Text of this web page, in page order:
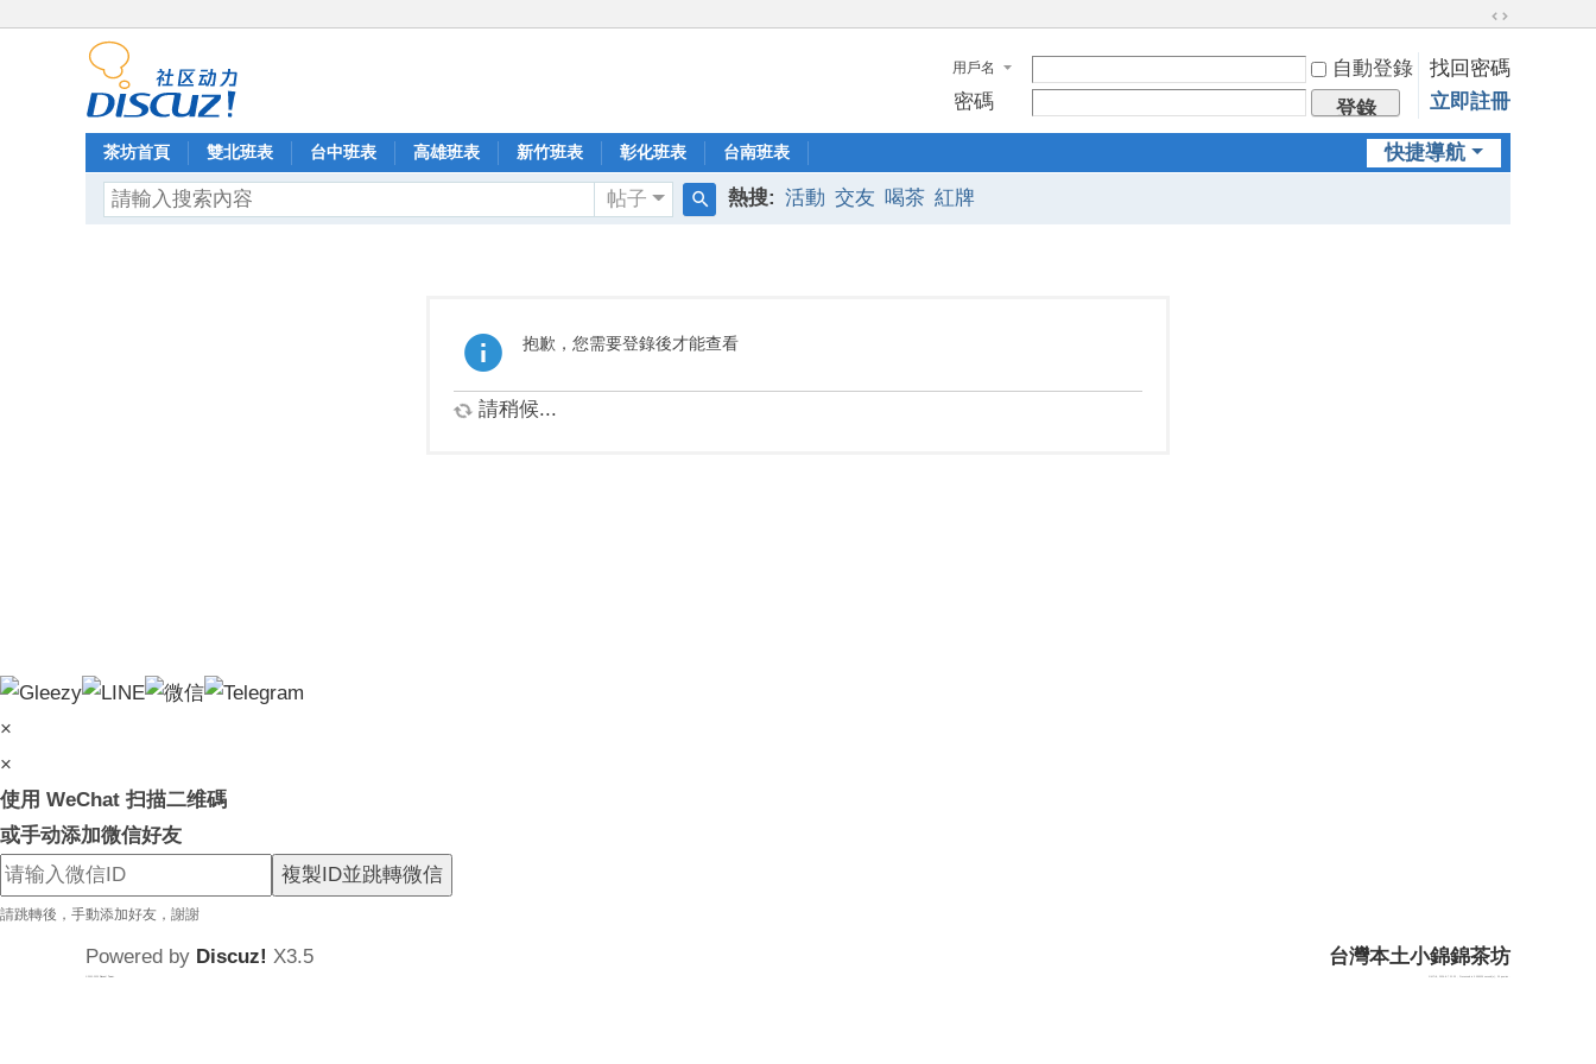
換
到
寬
用戶名 自動登錄
找回密碼
密碼
登錄 立即註冊
快捷導航
茶坊首頁 雙北班表 台中班表 高雄班表 新竹班表 彰化班表 台南班表
帖子 熱搜: 活動 交友 喝茶 紅牌
抱歉，您需要登錄後才能查看
請稍候...
×
×
使用 WeChat 扫描二维碼
或手动添加微信好友
複製ID並跳轉微信
請跳轉後，手動添加好友，謝謝
台灣本土小錦錦茶坊
Powered by Discuz! X3.5